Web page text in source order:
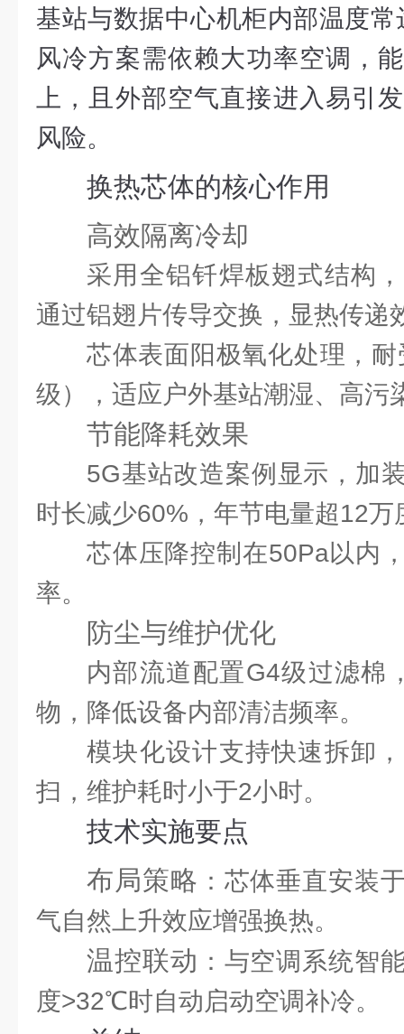
基站与数据中心机柜内部温度
风冷方案需依赖大功率空调，
上，且外部空气直接进入易引
风险。
换热芯体的核心作用
高效隔离冷却
采用全铝钎焊板翅式结构
通过铝翅片传导交换，显热传递
芯体表面阳极氧化处理，
级），适应户外基站潮湿、高污
节能降耗效果
5G基站改造案例显示，加
时长减少60%，年节电量超12万
芯体压降控制在50Pa以内
率。
防尘与维护优化
内部流道配置G4级过滤棉
物，降低设备内部清洁频率。
模块化设计支持快速拆卸
扫，维护耗时小于2小时。
技术实施要点
布局策略 ：芯体垂直安装
气自然上升效应增强换热。
温控联动 ：与空调系统智
度>32℃时自动启动空调补冷。